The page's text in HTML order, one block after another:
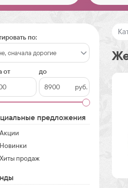
по:
от
до
руб.
предложения
Акции
Новинки
Хиты продаж